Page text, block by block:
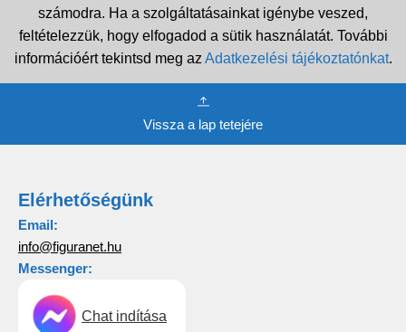
számodra. Ha a szolgáltatásainkat igénybe veszed,
feltételezzük, hogy elfogadod a sütik használatát. További
információért tekintsd meg az Adatkezelési tájékoztatónkat.
Vissza a lap tetejére
Elérhetőségünk
Email:
info@figuranet.hu
Messenger:
Chat indítása